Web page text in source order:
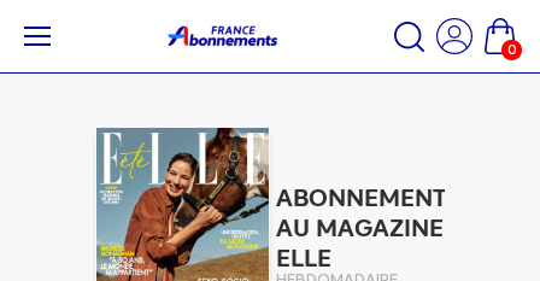
0
ABONNEMENT
AU MAGAZINE
ELLE